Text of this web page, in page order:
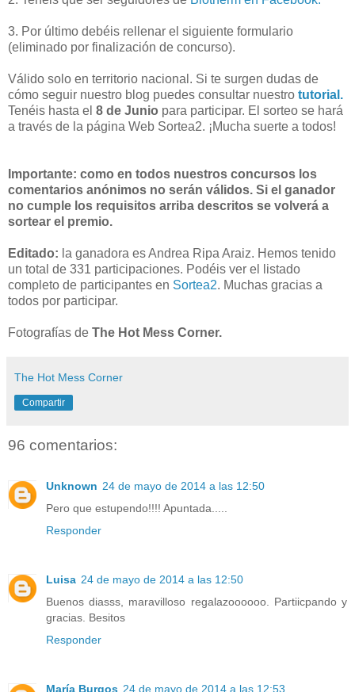
3. Por último debéis rellenar el siguiente formulario
(eliminado por finalización de concurso).
Válido solo en territorio nacional. Si te surgen dudas de
cómo seguir nuestro blog puedes consultar nuestro tutorial.
Tenéis hasta el 8 de Junio para participar. El sorteo se hará
a través de la página Web Sortea2. ¡Mucha suerte a todos!
Importante: como en todos nuestros concursos los
comentarios anónimos no serán válidos. Si el ganador
no cumple los requisitos arriba descritos se volverá a
sortear el premio.
Editado: la ganadora es Andrea Ripa Araiz. Hemos tenido
un total de 331 participaciones. Podéis ver el listado
completo de participantes en Sortea2. Muchas gracias a
todos por participar.
Fotografías de The Hot Mess Corner.
The Hot Mess Corner
Compartir
96 comentarios:
Unknown 24 de mayo de 2014 a las 12:50
Pero que estupendo!!!! Apuntada.....
Responder
Luisa 24 de mayo de 2014 a las 12:50
Buenos diasss, maravilloso regalazoooooo. Partiicpando y
gracias. Besitos
Responder
María Burgos 24 de mayo de 2014 a las 12:53